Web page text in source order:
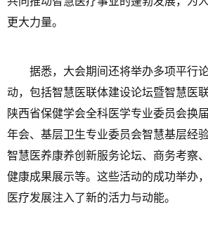
更大力量。
据悉，大会期间还将举办多项平行论
动，包括智慧医联体建设论坛暨智慧医
陕西省保健学会全科医学专业委员会换
年会、基层卫生专业委员会智慧基层经
智慧医养康养创新服务论坛、商务考察
健康成果展示等。这些活动的成功举办
医疗发展注入了新的活力与动能。